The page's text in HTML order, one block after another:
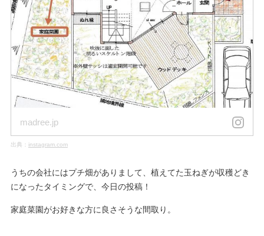
madree.jp
出典： instagram.com
うちの会社にはプチ畑がありまして、植えてた玉ねぎが収穫どき
になったタイミングで、今日の投稿！
家庭菜園がお好きな方に良さそうな間取り。